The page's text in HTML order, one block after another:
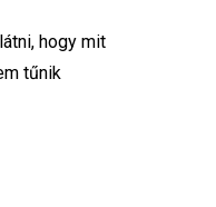
hogy mit
tűnik